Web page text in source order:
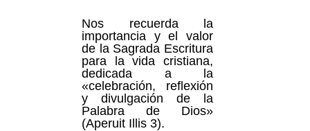
Nos recuerda la
importancia y el valor
de la Sagrada Escritura
para la vida cristiana,
dedicada a la
«celebración, reflexión
y divulgación de la
Palabra de Dios»
(Aperuit Illis 3).